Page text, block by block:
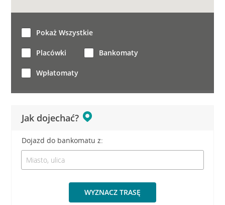
Jak dojechać?
Dojazd do bankomatu z:
WYZNACZ TRASĘ
Pokaż Wszystkie
Placówki Bankomaty
Wpłatomaty